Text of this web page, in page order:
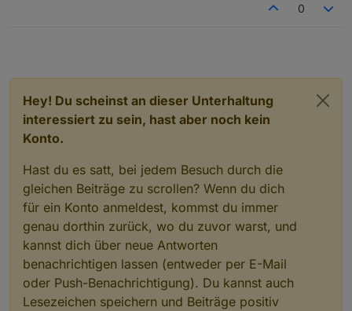
function log (msg){
    if(debug) console.log (msg)
on({id:'mqtt.'+
log('Lazyspa reached message! '+
    setLazyStates(obj.state.val)
0
Hey! Du scheinst an dieser Unterhaltung
interessiert zu sein, hast aber noch kein
Konto.
Hast du es satt, bei jedem Besuch durch die
gleichen Beiträge zu scrollen? Wenn du dich
für ein Konto anmeldest, kommst du immer
genau dorthin zurück, wo du zuvor warst, und
kannst dich über neue Antworten
benachrichtigen lassen (entweder per E-Mail
oder Push-Benachrichtigung). Du kannst auch
Lesezeichen speichern und Beiträge positiv